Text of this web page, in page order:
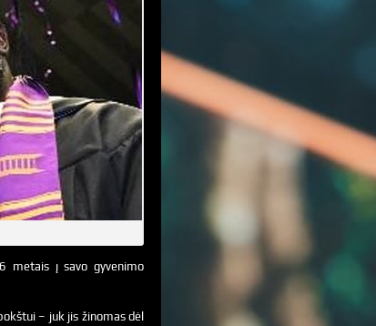
metais į savo gyvenimo
– juk jis žinomas dėl